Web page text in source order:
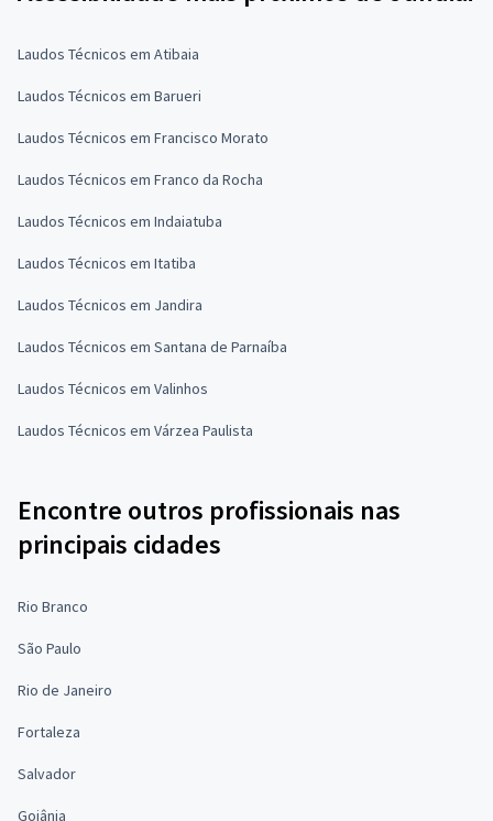
Laudos Técnicos em Atibaia
Laudos Técnicos em Barueri
Laudos Técnicos em Francisco Morato
Laudos Técnicos em Franco da Rocha
Laudos Técnicos em Indaiatuba
Laudos Técnicos em Itatiba
Laudos Técnicos em Jandira
Laudos Técnicos em Santana de Parnaíba
Laudos Técnicos em Valinhos
Laudos Técnicos em Várzea Paulista
Encontre outros profissionais nas
principais cidades
Rio Branco
São Paulo
Rio de Janeiro
Fortaleza
Salvador
Goiânia